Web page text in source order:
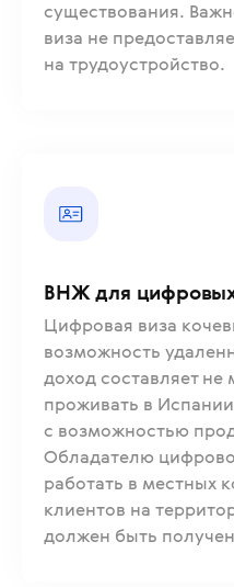
существования.
виза не
на трудоустройство.
ВНЖ для цифровых
Цифровая виза
возможность
доход составляет не
проживать в Испании
с возможностью
Обладателю
работать в местных
клиентов на
должен быть